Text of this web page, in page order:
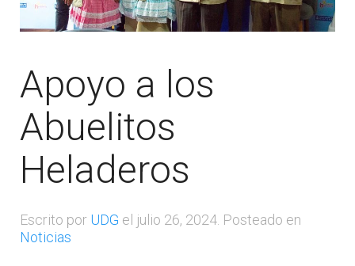
Apoyo a los
Abuelitos
Heladeros
Escrito por UDG el julio 26, 2024 . Posteado en
Noticias